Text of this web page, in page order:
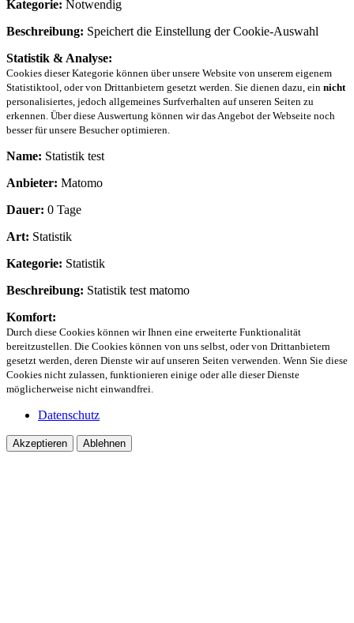
Kategorie: Notwendig
Beschreibung: Speichert die Einstellung der Cookie-Auswahl
Statistik & Analyse:
Cookies dieser Kategorie können über unsere Website von unserem eigenem
Statistiktool, oder von Drittanbietern gesetzt werden. Sie dienen dazu, ein nicht
personalisiertes, jedoch allgemeines Surfverhalten auf unseren Seiten zu
erkennen. Über diese Auswertung können wir das Angebot der Webseite noch
besser für unsere Besucher optimieren.
Name: Statistik test
Anbieter: Matomo
Dauer: 0 Tage
Art: Statistik
Kategorie: Statistik
Beschreibung: Statistik test matomo
Komfort:
Durch diese Cookies können wir Ihnen eine erweiterte Funktionalität
bereitzustellen. Die Cookies können von uns selbst, oder von Drittanbietern
gesetzt werden, deren Dienste wir auf unseren Seiten verwenden. Wenn Sie diese
Cookies nicht zulassen, funktionieren einige oder alle dieser Dienste
möglicherweise nicht einwandfrei.
Datenschutz
Akzeptieren Ablehnen